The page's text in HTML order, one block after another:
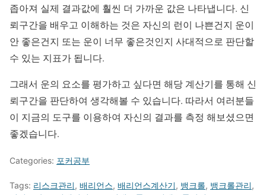
좁아져 실제 결과값에 훨씬 더 가까운 값은 나타냅니다. 신
뢰구간을 배우고 이해하는 것은 자신의 런이 나쁜건지 운이
안 좋은건지 또는 운이 너무 좋은것인지 사대적으로 판단할
수 있는 지표가 됩니다.
그래서 운의 요소를 평가하고 싶다면 해당 계산기를 통해 신
뢰구간을 판단하여 생각해볼 수 있습니다. 따라서 여러분들
이 지금의 도구를 이용하여 자신의 결과를 측정 해보셨으면
좋겠습니다.
Categories: 포커공부
Tags: 리스크관리, 배리언스, 배리언스계산기, 뱅크롤, 뱅크롤관리,